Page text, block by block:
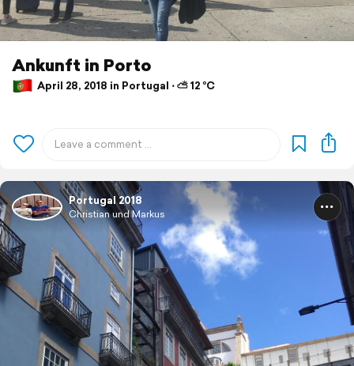
Ankunft in Porto
April 28, 2018 in Portugal ⋅ ⛅ 12 °C
Portugal 2018
Christian und Markus